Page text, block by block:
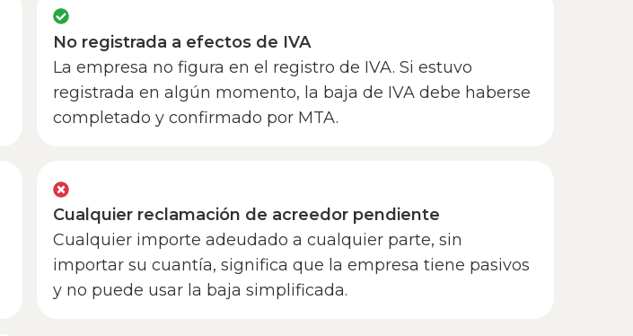
No registrada a efectos de IVA
La empresa no figura en el registro de IVA. Si estuvo
registrada en algún momento, la baja de IVA debe haberse
completado y confirmado por MTA.
Cualquier reclamación de acreedor pendiente
Cualquier importe adeudado a cualquier parte, sin
importar su cuantía, significa que la empresa tiene pasivos
y no puede usar la baja simplificada.